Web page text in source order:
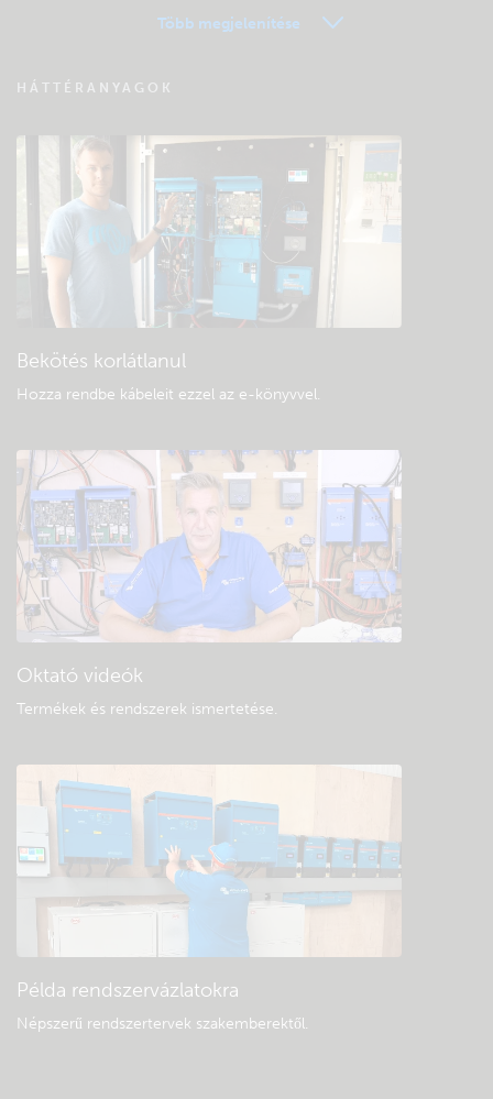
VRM távfelügyelet – Kérdések és válaszok
Keressen a közösség tudásbázisában
Általános letöltések és dokumentáció
Több megjelenítése
HÁTTÉRANYAGOK
Bekötés korlátlanul
Hozza rendbe kábeleit ezzel az e-könyvvel.
Oktató videók
Termékek és rendszerek ismertetése.
Példa rendszervázlatokra
Népszerű rendszertervek szakemberektől.